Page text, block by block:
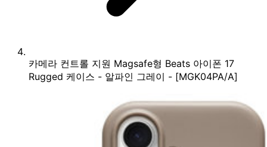
카메라 컨트롤 지원 Magsafe형 Beats 아이폰 17
Rugged 케이스 - 알파인 그레이 - [MGK04PA/A]